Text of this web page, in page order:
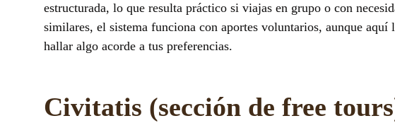
estructurada, lo que resulta práctico si viajas en grupo o con
similares, el sistema funciona con aportes voluntarios, aunque
hallar algo acorde a tus preferencias.
Civitatis (sección de free